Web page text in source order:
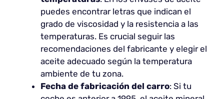
puedes encontrar letras que indican el
grado de viscosidad y la resistencia a las
temperaturas. Es crucial seguir las
recomendaciones del fabricante y elegir el
aceite adecuado según la temperatura
ambiente de tu zona.
Fecha de fabricación del carro: Si tu